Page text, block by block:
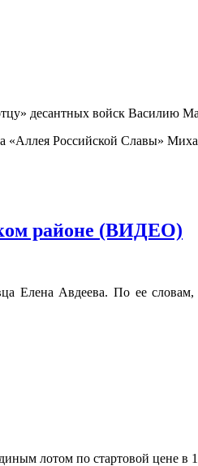
десантных войск Василию
«Аллея Российской Славы»
районе (ВИДЕО)
Елена Авдеева. По ее
лотом по стартовой цене в